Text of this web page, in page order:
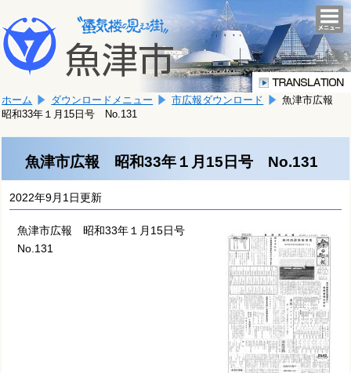
文
へ
移
ま
す。
こ
か
文
で
す。
ホーム ダウンロードメニュー 市広報ダウンロード
魚津市広報
昭和33年１月15日号 No.131
魚津市広報 昭和33年１月15日号 No.131
2022年9月1日更新
魚津市広報 昭和33年１月15日号
No.131